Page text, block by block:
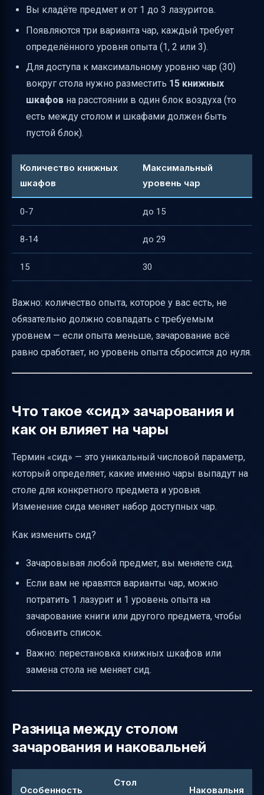
Вы кладёте предмет и от 1 до 3 лазуритов.
Появляются три варианта чар, каждый требует
определённого уровня опыта (1, 2 или 3).
Для доступа к максимальному уровню чар (30)
вокруг стола нужно разместить 15 книжных
шкафов на расстоянии в один блок воздуха (то
есть между столом и шкафами должен быть
пустой блок).
Количество книжных
шкафов
Максимальный
уровень чар
0-7 до 15
8-14 до 29
15 30
Важно: количество опыта, которое у вас есть, не
обязательно должно совпадать с требуемым
уровнем — если опыта меньше, зачарование всё
равно сработает, но уровень опыта сбросится до нуля.
Что такое «сид» зачарования и
как он влияет на чары
Термин «сид» — это уникальный числовой параметр,
который определяет, какие именно чары выпадут на
столе для конкретного предмета и уровня.
Изменение сида меняет набор доступных чар.
Как изменить сид?
Зачаровывая любой предмет, вы меняете сид.
Если вам не нравятся варианты чар, можно
потратить 1 лазурит и 1 уровень опыта на
зачарование книги или другого предмета, чтобы
обновить список.
Важно: перестановка книжных шкафов или
замена стола не меняет сид.
Разница между столом
зачарования и наковальней
Особенность
Стол
Наковальня